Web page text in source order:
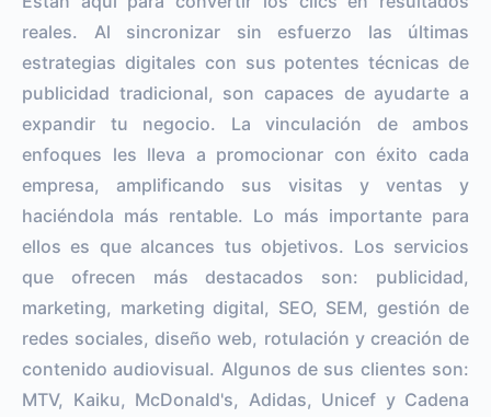
reales. Al sincronizar sin esfuerzo las últimas
estrategias digitales con sus potentes técnicas de
publicidad tradicional, son capaces de ayudarte a
expandir tu negocio. La vinculación de ambos
enfoques les lleva a promocionar con éxito cada
empresa, amplificando sus visitas y ventas y
haciéndola más rentable. Lo más importante para
ellos es que alcances tus objetivos. Los servicios
que ofrecen más destacados son: publicidad,
marketing, marketing digital, SEO, SEM, gestión de
redes sociales, diseño web, rotulación y creación de
contenido audiovisual. Algunos de sus clientes son:
MTV, Kaiku, McDonald's, Adidas, Unicef y Cadena